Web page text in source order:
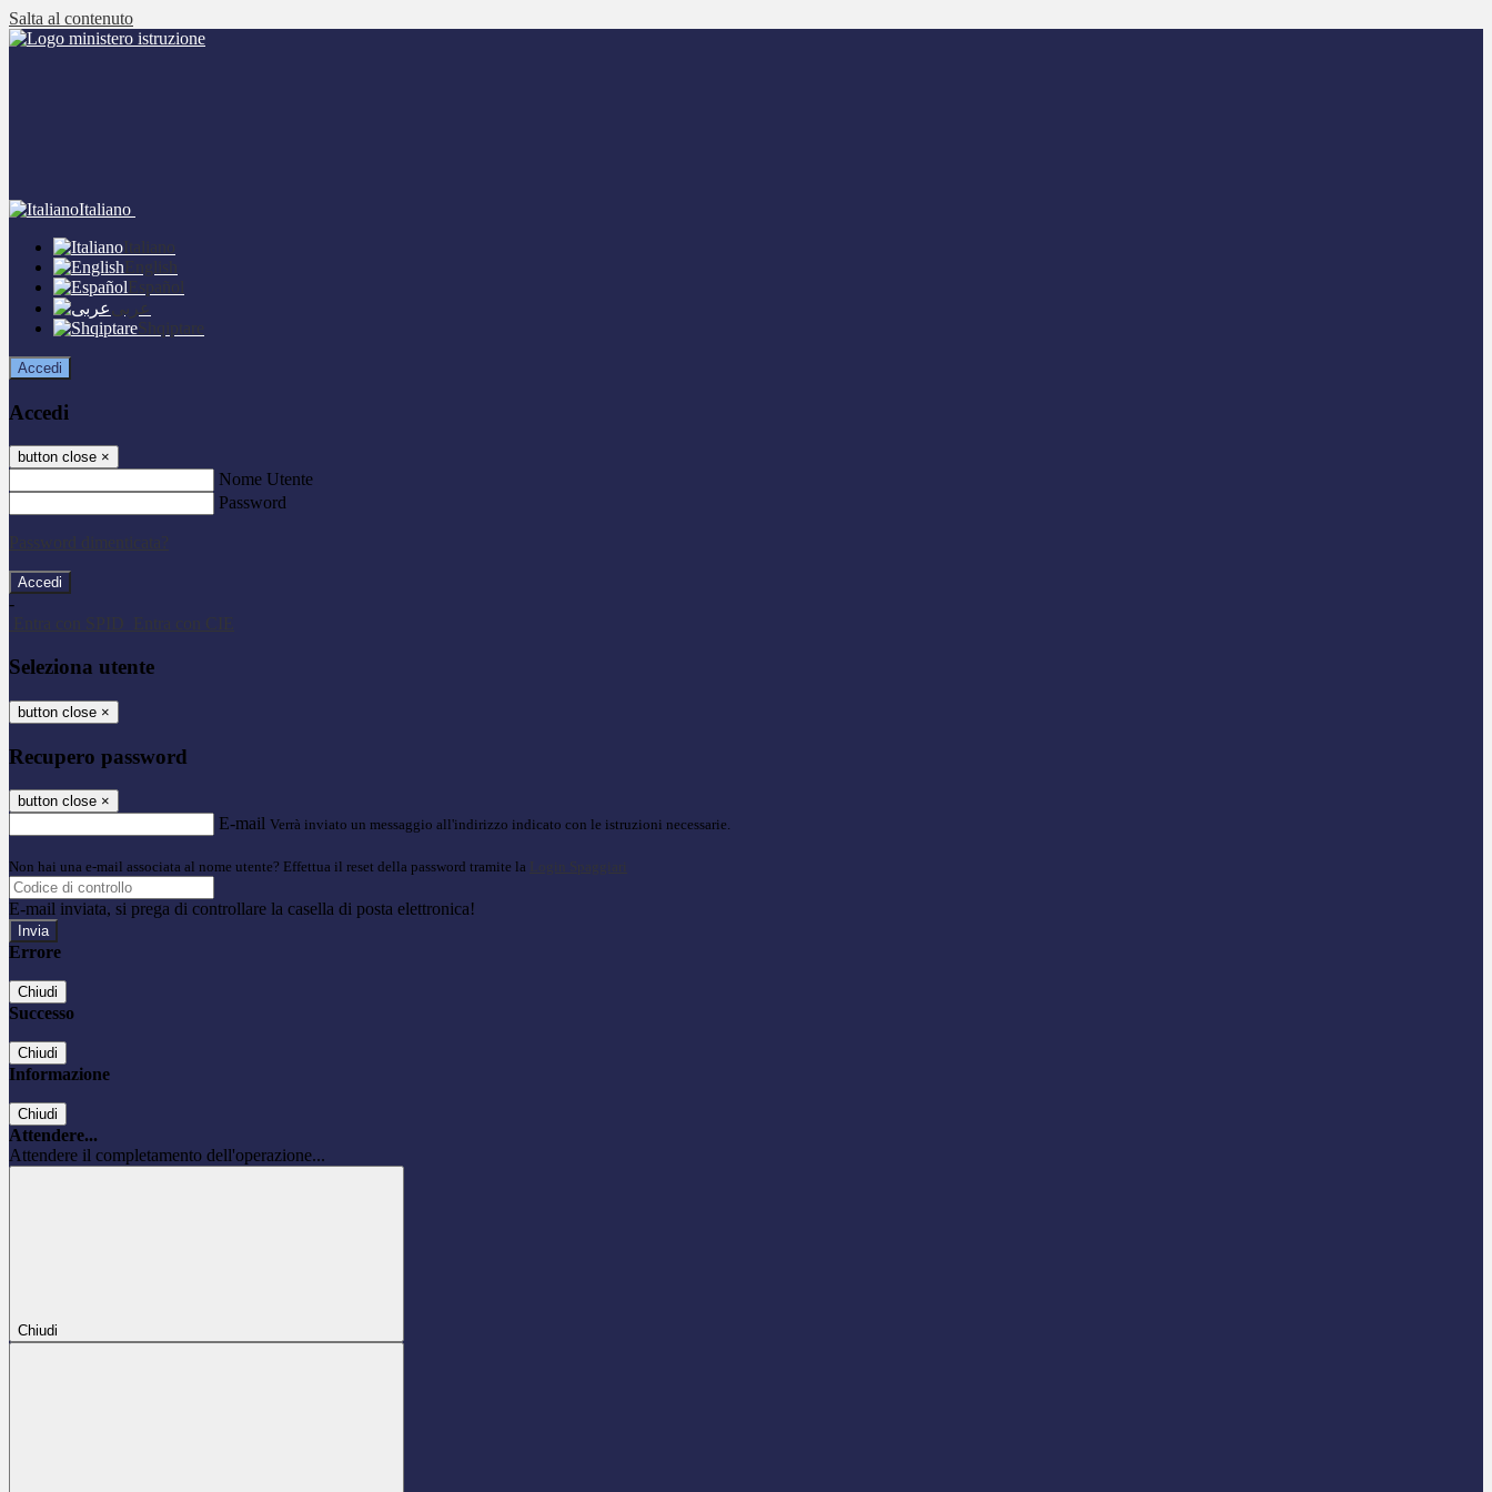
Salta al contenuto
Italiano
Italiano
English
Español
عربى
Shqiptare
Accedi
Accedi
button close ×
Nome Utente
Password
Password dimenticata?
-
Entra con SPID
Entra con CIE
Seleziona utente
button close ×
Recupero password
button close ×
E-mail Verrà inviato un messaggio all'indirizzo indicato con le istruzioni necessarie.
Non hai una e-mail associata al nome utente? Effettua il reset della password tramite la Login Spaggiari
E-mail inviata, si prega di controllare la casella di posta elettronica!
Errore
Chiudi
Successo
Chiudi
Informazione
Chiudi
Attendere...
Attendere il completamento dell'operazione...
Chiudi